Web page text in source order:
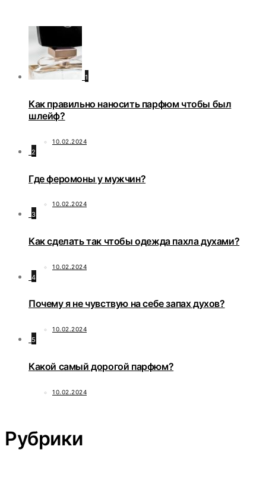
1
Как правильно наносить парфюм чтобы был
шлейф?
10.02.2024
2
Где феромоны у мужчин?
10.02.2024
3
Как сделать так чтобы одежда пахла духами?
10.02.2024
4
Почему я не чувствую на себе запах духов?
10.02.2024
5
Какой самый дорогой парфюм?
10.02.2024
Рубрики